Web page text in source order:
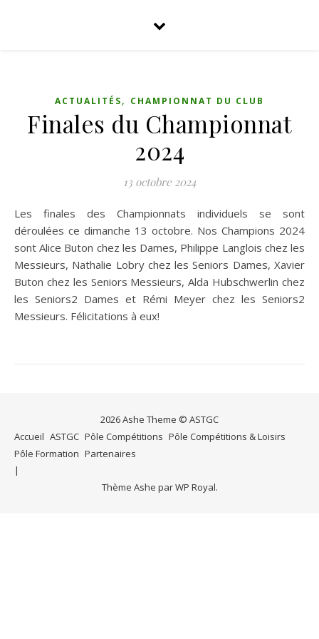
ACTUALITÉS, CHAMPIONNAT DU CLUB
Finales du Championnat
2024
13 octobre 2024
Les finales des Championnats individuels se sont
déroulées ce dimanche 13 octobre. Nos Champions 2024
sont Alice Buton chez les Dames, Philippe Langlois chez les
Messieurs, Nathalie Lobry chez les Seniors Dames, Xavier
Buton chez les Seniors Messieurs, Alda Hubschwerlin chez
les Seniors2 Dames et Rémi Meyer chez les Seniors2
Messieurs. Félicitations à eux!
2026 Ashe Theme © ASTGC
Accueil ASTGC Pôle Compétitions Pôle Compétitions & Loisirs
Pôle Formation Partenaires
Thème Ashe parWP Royal.